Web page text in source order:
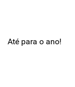
Até para o ano!